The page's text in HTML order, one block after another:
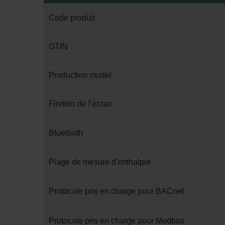
Code produit
GTIN
Production model
Finition de l'écran
Bluetooth
Plage de mesure d'enthalpie
Protocole pris en charge pour BACnet
Protocole pris en charge pour Modbus